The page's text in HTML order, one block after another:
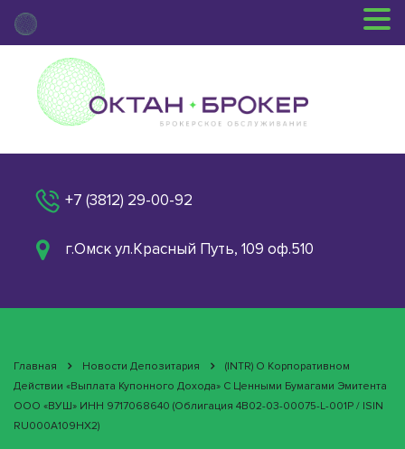
+7 (3812) 29-00-92
г.Омск ул.Красный Путь, 109 оф.510
Главная Новости Депозитария
(INTR) О Корпоративном
Действии «Выплата Купонного Дохода» С Ценными Бумагами Эмитента
ООО «ВУШ» ИНН 9717068640 (облигация 4B02-03-00075-L-001P / ISIN
RU000A109HX2)